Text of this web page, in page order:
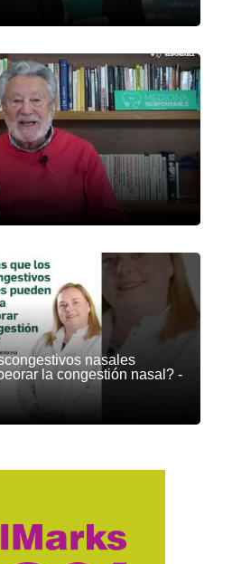
nasales
la congestión nasal? -